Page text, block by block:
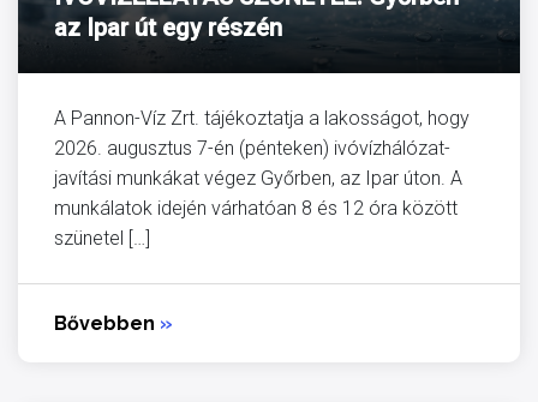
az Ipar út egy részén
A Pannon-Víz Zrt. tájékoztatja a lakosságot, hogy
2026. augusztus 7-én (pénteken) ivóvízhálózat-
javítási munkákat végez Győrben, az Ipar úton. A
munkálatok idején várhatóan 8 és 12 óra között
szünetel […]
Bővebben »